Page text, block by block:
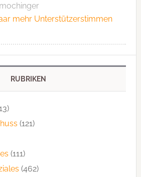
mehr Unterstützerstimmen
RUBRIKEN
(121)
(111)
(462)